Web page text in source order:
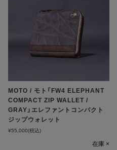
MOTO / モト「FW4 ELEPHANT
COMPACT ZIP WALLET /
GRAY」エレファントコンパクト
ジップウォレット
¥55,000(税込)
在庫 ×